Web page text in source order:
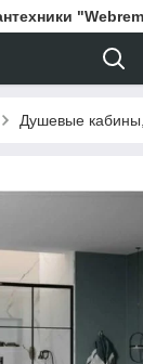
Душевые